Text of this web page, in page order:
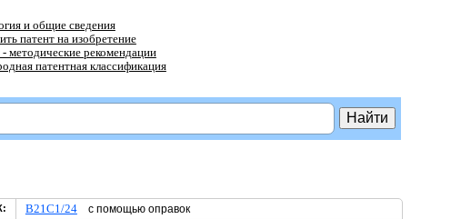
и общие сведения
патент на изобретение
- методические рекомендации
патентная классификация
B21C1/24с помощью оправок